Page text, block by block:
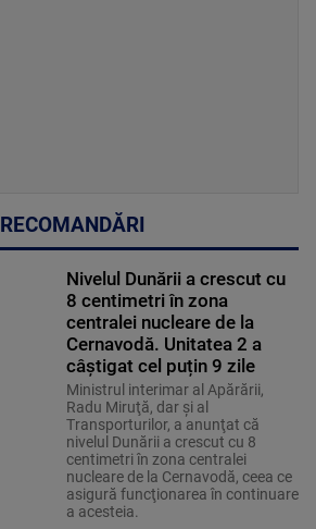
RECOMANDĂRI
Nivelul Dunării a crescut cu
8 centimetri în zona
centralei nucleare de la
Cernavodă. Unitatea 2 a
câștigat cel puțin 9 zile
Ministrul interimar al Apărării,
Radu Miruţă, dar şi al
Transporturilor, a anunţat că
nivelul Dunării a crescut cu 8
centimetri în zona centralei
nucleare de la Cernavodă, ceea ce
asigură funcţionarea în continuare
a acesteia.